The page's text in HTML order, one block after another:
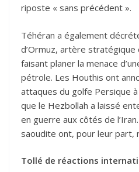
riposte « sans précédent ».
Téhéran a également
d’Ormuz, artère stratégique
faisant planer la menace
pétrole. Les Houthis ont
attaques du golfe Persique
que le Hezbollah a laissé
en guerre aux côtés de
saoudite ont, pour leur part,
Tollé de réactions